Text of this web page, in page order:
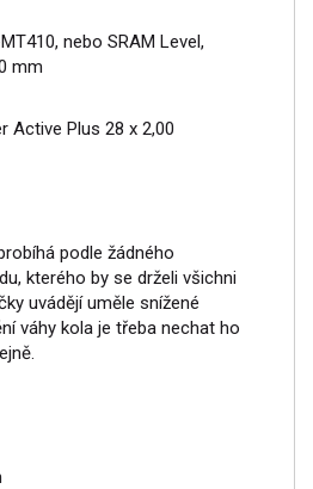
nebo SRAM Level,
mm
Active Plus 28 x 2,00
podle žádného
kterého by se drželi všichni
uvádějí uměle snížené
váhy kola je třeba nechat ho